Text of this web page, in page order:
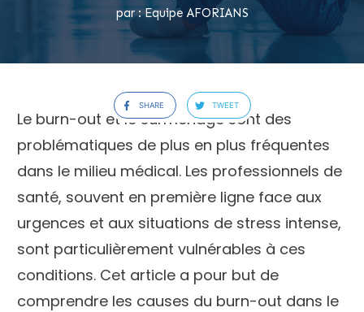
par :Equipe AFORIANS
SHARE TWEET
Le burn-out et le surmenage sont des
problématiques de plus en plus fréquentes
dans le milieu médical. Les professionnels de
santé, souvent en première ligne face aux
urgences et aux situations de stress intense,
sont particulièrement vulnérables à ces
conditions. Cet article a pour but de
comprendre les causes du burn-out dans le